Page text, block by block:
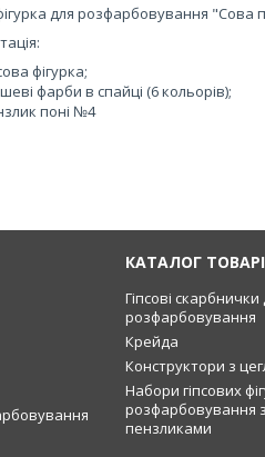
для розфарбовування "Сова
фігурка;
фарби в спайці (6 кольорів);
поні №4
КАТАЛОГ
Гіпсові скарбнички
розфарбовування
Крейда
Конструктори з
Набори гіпсових
розфарбовування
пензликами